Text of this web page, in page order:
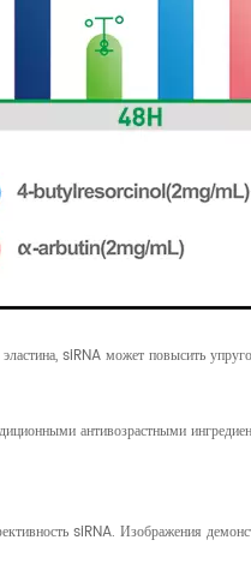
siRNA может повысить
антивозрастными
siRNA. Изображения